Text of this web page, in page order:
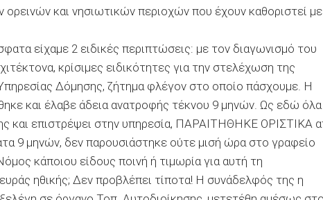
και νησιωτικών περιοχών που έχουν καθοριστεί με
είχαμε 2 ειδικές περιπτώσεις: με τον διαγωνισμό του
κρίσιμες ειδικότητες για την στελέχωση της
Δόμησης, ζήτημα φλέγον στο οποίο πάσχουμε. Η
και έλαβε άδεια ανατροφής τέκνου 9 μηνών. Ως εδώ όλα
και επιστρέψει στην υπηρεσία, ΠΑΡΑΙΤΗΘΗΚΕ ΟΡΙΣΤΙΚΑ
9 μηνών, δεν παρουσιάστηκε ούτε μισή ώρα στο γραφείο
κάποιου είδους ποινή ή τιμωρία για αυτή τη
ηθικής; Δεν προβλέπει τίποτα! Η συνάδελφός της η